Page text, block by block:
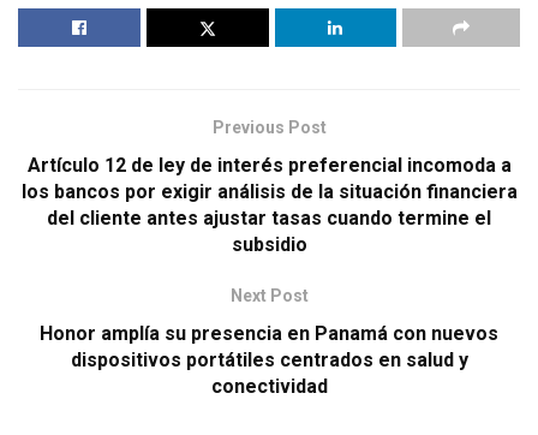
Previous Post
Artículo 12 de ley de interés preferencial incomoda a
los bancos por exigir análisis de la situación financiera
del cliente antes ajustar tasas cuando termine el
subsidio
Next Post
Honor amplía su presencia en Panamá con nuevos
dispositivos portátiles centrados en salud y
conectividad